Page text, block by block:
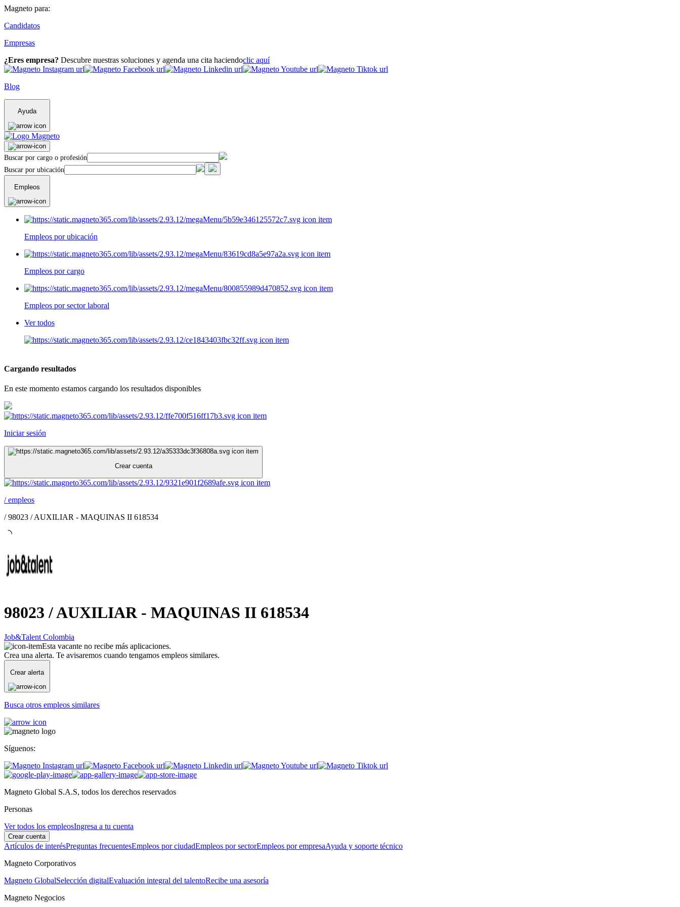
Magneto para:
Candidatos
Empresas
¿Eres empresa? Descubre nuestras soluciones y agenda una cita haciendoclic aquí
Blog
Ayuda
Buscar por cargo o profesión
Buscar por ubicación
Empleos
Empleos por ubicación
Empleos por cargo
Empleos por sector laboral
Ver todos
Cargando resultados
En este momento estamos cargando los resultados disponibles
Iniciar sesión
Crear cuenta
/empleos
/98023 / AUXILIAR - MAQUINAS II 618534
98023 / AUXILIAR - MAQUINAS II 618534
Job&Talent Colombia
Esta vacante no recibe más aplicaciones.
Crea una alerta. Te avisaremos cuando tengamos empleos similares.
Crear alerta
Busca otros empleos similares
Síguenos:
Magneto Global S.A.S, todos los derechos reservados
Personas
Ver todos los empleosIngresa a tu cuenta
Crear cuenta
Artículos de interésPreguntas frecuentesEmpleos por ciudadEmpleos por sectorEmpleos por empresaAyuda y soporte técnico
Magneto Corporativos
Magneto GlobalSelección digitalEvaluación integral del talentoRecibe una asesoría
Magneto Negocios